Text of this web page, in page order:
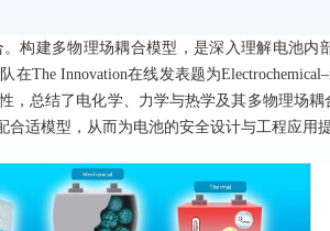
构建多物理场耦合模型，是深入理解电池内
在The Innovation在线发表题为
，总结了电化学、力学与热学及其多物理场
适模型，从而为电池的安全设计与工程应用